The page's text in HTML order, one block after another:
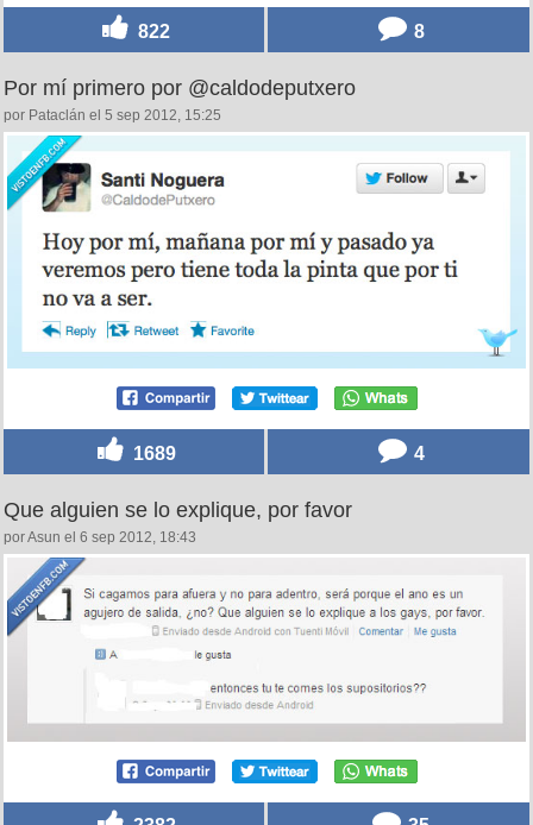
822 8
Por mí primero por @caldodeputxero
por Pataclán el 5 sep 2012, 15:25
1689 4
Que alguien se lo explique, por favor
por Asun el 6 sep 2012, 18:43